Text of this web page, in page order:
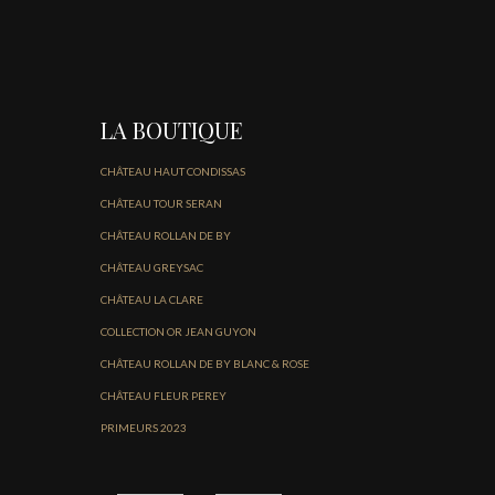
LA BOUTIQUE
CHÂTEAU HAUT CONDISSAS
CHÂTEAU TOUR SERAN
CHÂTEAU ROLLAN DE BY
CHÂTEAU GREYSAC
CHÂTEAU LA CLARE
COLLECTION OR JEAN GUYON
CHÂTEAU ROLLAN DE BY BLANC & ROSE
CHÂTEAU FLEUR PEREY
PRIMEURS 2023